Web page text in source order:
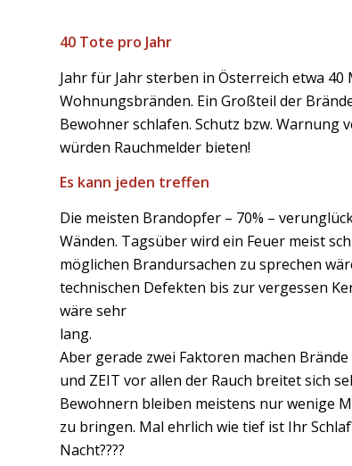
40 Tote pro Jahr
Jahr für Jahr sterben in Österreich etwa 40
Wohnungsbränden. Ein Großteil der
Bewohner schlafen. Schutz bzw. Warnung
würden Rauchmelder bieten!
Es kann jeden treffen
Die meisten Brandopfer – 70% –
Wänden. Tagsüber wird ein Feuer meist
möglichen Brandursachen zu sprechen
technischen Defekten bis zur vergessen
wäre sehr
lang.
Aber gerade zwei Faktoren machen
und ZEIT vor allen der Rauch breitet sich
Bewohnern bleiben meistens nur wenige
zu bringen. Mal ehrlich wie tief ist Ihr
Nacht????